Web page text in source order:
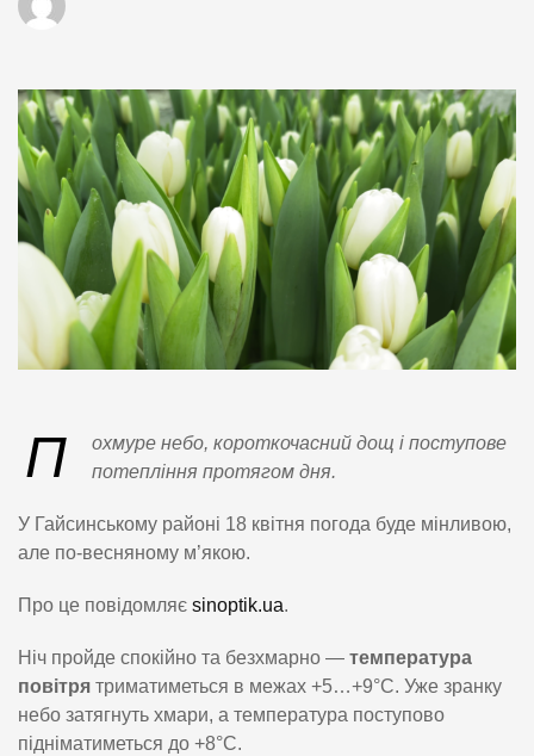
П
охмуре небо, короткочасний дощ і поступове
потепління протягом дня.
У Гайсинському районі 18 квітня погода буде мінливою,
але по-весняному м’якою.
Про це повідомляє sinoptik.ua.
Ніч пройде спокійно та безхмарно — температура
повітря триматиметься в межах +5…+9°C. Уже зранку
небо затягнуть хмари, а температура поступово
підніматиметься до +8°C.